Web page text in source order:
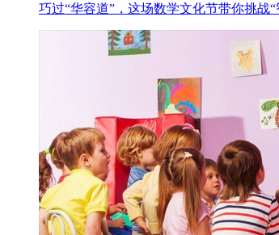
巧过“华容道”，这场数学文化节带你挑战